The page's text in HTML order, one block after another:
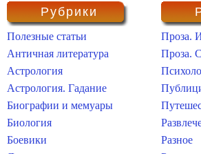
Рубрики
Полезные статьи
Античная литература
Астрология
Астрология. Гадание
Биографии и мемуары
Биология
Боевики
Проза.
Проза.
Разное